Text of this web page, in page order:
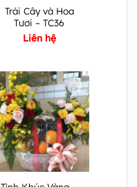
Trái Cây và Hoa
Tươi – TC36
Liên hệ